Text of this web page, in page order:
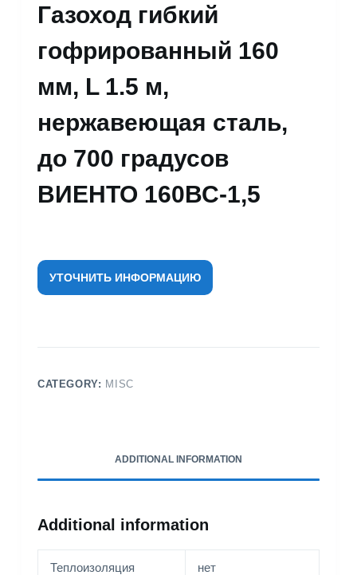
Газоход гибкий
гофрированный 160
мм, L 1.5 м,
нержавеющая сталь,
до 700 градусов
ВИЕНТО 160ВС-1,5
УТОЧНИТЬ ИНФОРМАЦИЮ
CATEGORY: MISC
ADDITIONAL INFORMATION
Additional information
Теплоизоляция нет